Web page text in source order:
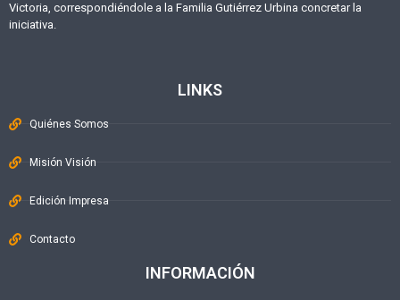
Victoria, correspondiéndole a la Familia Gutiérrez Urbina concretar la
iniciativa.
LINKS
Quiénes Somos
Misión Visión
Edición Impresa
Contacto
INFORMACIÓN